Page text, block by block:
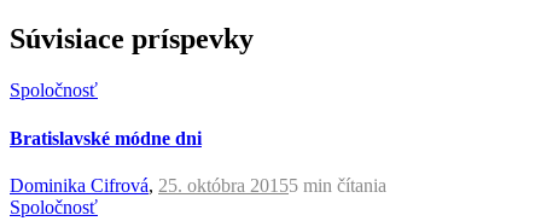
Súvisiace príspevky
Spoločnosť
Bratislavské módne dni
Dominika Cifrová, 25. októbra 20155 min čítania
Spoločnosť